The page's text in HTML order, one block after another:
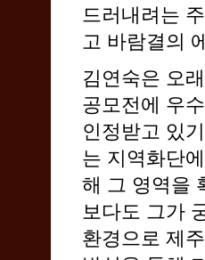
드러내려는
고 바람결의
김연숙은 오
공모전에 우
인정받고 있
는 지역화단
해 그 영역을
보다도 그가
환경으로 제